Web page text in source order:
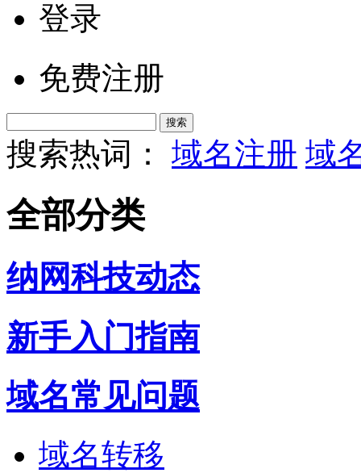
登录
免费注册
搜索热词： 域名注册 域
全部分类
纳网科技动态
新手入门指南
域名常见问题
域名转移